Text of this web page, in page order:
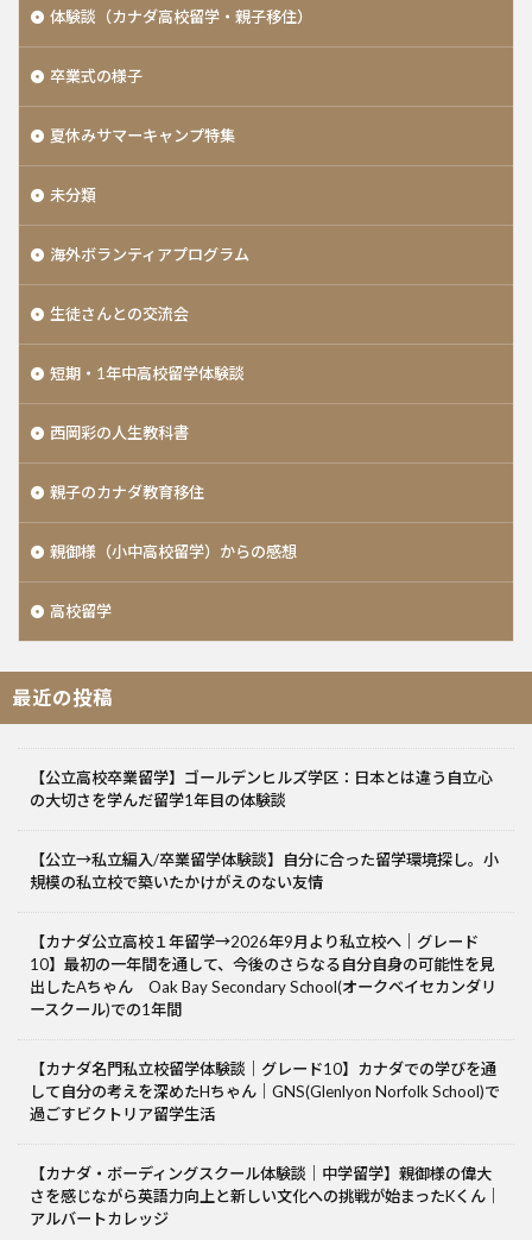
体験談（カナダ高校留学・親子移住）
卒業式の様子
夏休みサマーキャンプ特集
未分類
海外ボランティアプログラム
生徒さんとの交流会
短期・1年中高校留学体験談
西岡彩の人生教科書
親子のカナダ教育移住
親御様（小中高校留学）からの感想
高校留学
最近の投稿
【公立高校卒業留学】ゴールデンヒルズ学区：日本とは違う自立心
の大切さを学んだ留学1年目の体験談
【公立→私立編入/卒業留学体験談】自分に合った留学環境探し。小
規模の私立校で築いたかけがえのない友情
【カナダ公立高校１年留学→2026年9月より私立校へ｜グレード
10】最初の一年間を通して、今後のさらなる自分自身の可能性を見
出したAちゃん Oak Bay Secondary School(オークベイセカンダリ
ースクール)での1年間
【カナダ名門私立校留学体験談｜グレード10】カナダでの学びを通
して自分の考えを深めたHちゃん｜GNS(Glenlyon Norfolk School)で
過ごすビクトリア留学生活
【カナダ・ボーディングスクール体験談｜中学留学】親御様の偉大
さを感じながら英語力向上と新しい文化への挑戦が始まったKくん｜
アルバートカレッジ